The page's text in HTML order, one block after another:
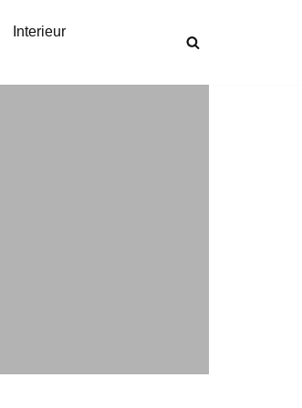
Interieur